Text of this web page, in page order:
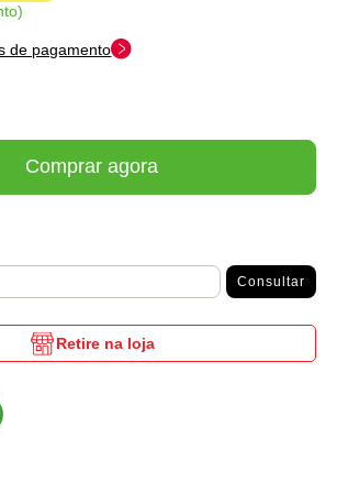
de pagamento
Comprar agora
Consultar
Retire na loja